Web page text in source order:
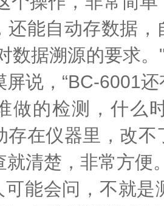
还能自动存数据
数据溯源的要求
屏说，“BC-6001
做的检测，什么
存在仪器里，改
就清楚，非常方便
可能会问，不就是